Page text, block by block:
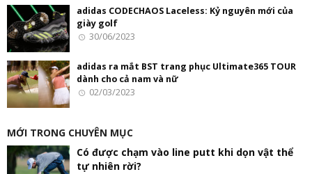
adidas CODECHAOS Laceless: Kỷ nguyên mới của
giày golf
30/06/2023
adidas ra mắt BST trang phục Ultimate365 TOUR
dành cho cả nam và nữ
02/03/2023
MỚI TRONG CHUYÊN MỤC
Có được chạm vào line putt khi dọn vật thể
tự nhiên rời?